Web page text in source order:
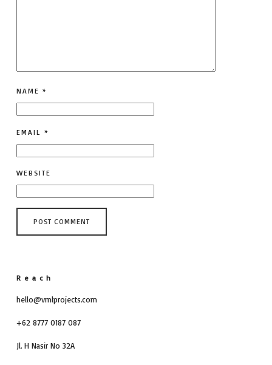
NAME *
EMAIL *
WEBSITE
Reach
hello@vmlprojects.com
+62 8777 0187 087
Jl. H Nasir No 32A